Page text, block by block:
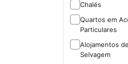
Chalés
Quartos em
Particulares
Alojamentos
Selvagem